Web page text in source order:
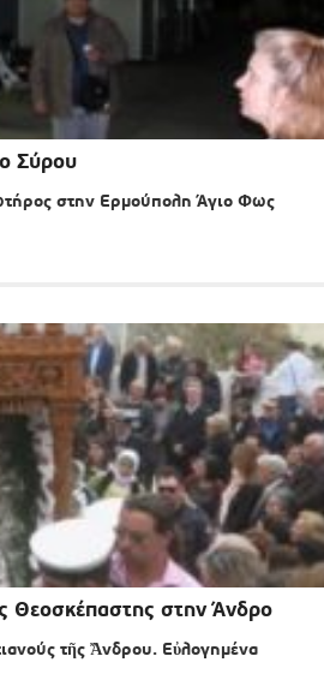
Σύρου
στην Ερμούπολη Άγιο Φως
Θεοσκέπαστης στην Άνδρο
τῆς Ἄνδρου. Εὐλογημένα